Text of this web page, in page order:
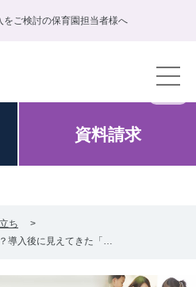
をご検討の保育園担当者様へ
資料請求
ち
導入後に見えてきた「…